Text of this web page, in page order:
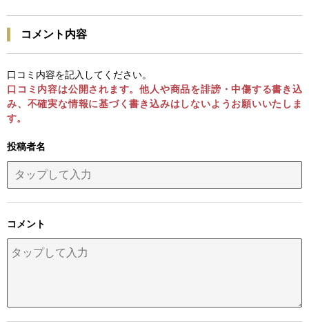
コメント内容
口コミ内容を記入してください。
口コミ内容は公開されます。他人や商品を誹謗・中傷する書き込
み、不確実な情報に基づく書き込みはしないようお願いいたしま
す。
投稿者名
コメント